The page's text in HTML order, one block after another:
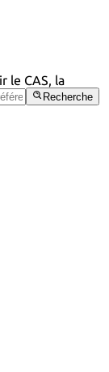
le CAS, la
Recherche